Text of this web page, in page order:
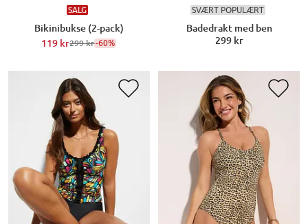
SALG
Bikinibukse (2-pack)
119 kr299 kr-60%
SVÆRT POPULÆRT
Badedrakt med ben
299 kr